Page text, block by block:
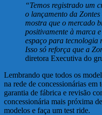
“Temos registrado um
o lançamento da
mostra que o mercado
positivamente à marca
espaço para tecnologia
Isso só reforça que a
diretora Executiva do
Lembrando que todos os
na rede de concessionárias
garantia de fábrica e revisão
concessionária mais próxima
modelos e faça um test ride.